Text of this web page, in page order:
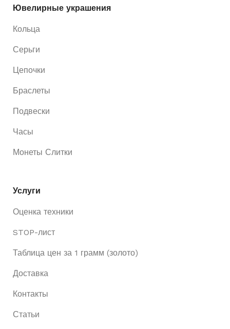
Ювелирные украшения
Кольца
Серьги
Цепочки
Браслеты
Подвески
Часы
Монеты Слитки
Услуги
Оценка техники
STOP-лист
Таблица цен за 1 грамм (золото)
Доставка
Контакты
Статьи